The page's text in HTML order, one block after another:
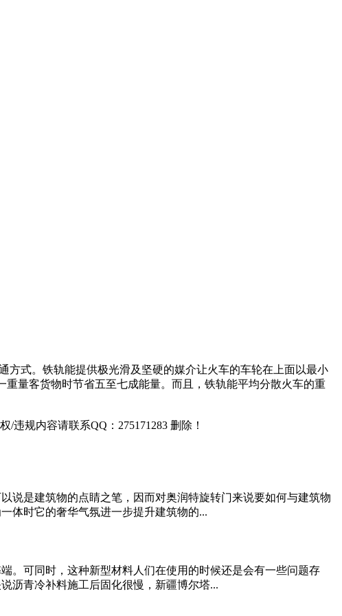
方式。铁轨能提供极光滑及坚硬的媒介让火车的车轮在上面以最小
量客货物时节省五至七成能量。而且，铁轨能平均分散火车的重
违规内容请联系QQ：275171283 删除！
说是建筑物的点睛之笔，因而对奥润特旋转门来说要如何与建筑物
体时它的奢华气氛进一步提升建筑物的...
。可同时，这种新型材料人们在使用的时候还是会有一些问题存
沥青冷补料施工后固化很慢，新疆博尔塔...